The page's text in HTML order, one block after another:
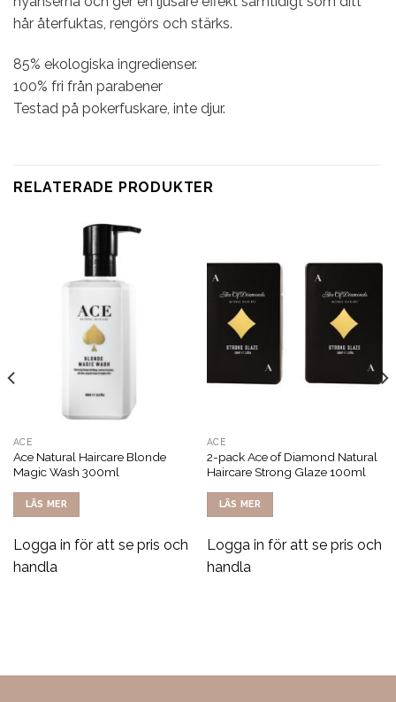
hår återfuktas, rengörs och stärks.
85% ekologiska ingredienser.
100% fri från parabener
Testad på pokerfuskare, inte djur.
RELATERADE PRODUKTER
ACE
Ace Natural Haircare Blonde
Magic Wash 300ml
LÄS MER
Logga in för att se pris och
handla
ACE
2-pack Ace of Diamond Natural
Haircare Strong Glaze 100ml
LÄS MER
Logga in för att se pris och
handla